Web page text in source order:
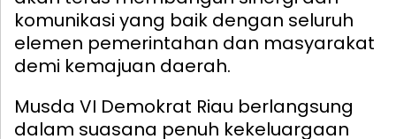
komunikasi yang baik dengan seluruh
elemen pemerintahan dan masyarakat
demi kemajuan daerah.
Musda VI Demokrat Riau berlangsung
dalam suasana penuh kekeluargaan